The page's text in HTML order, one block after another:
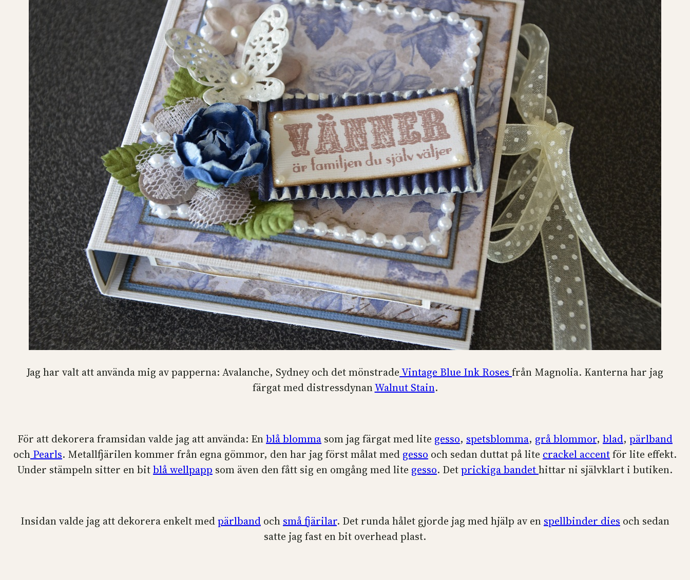
Jag har valt att använda mig av papperna: Avalanche, Sydney och det mönstradeVintage Blue Ink Roses från Magnolia. Kanterna har jag
färgat med distressdynanWalnut Stain.
För att dekorera framsidan valde jag att använda: Enblå blomma som jag färgat med lite gesso, spetsblomma, grå blommor, blad, pärlband
och Pearls. Metallfjärilen kommer från egna gömmor, den har jag först målat med gesso och sedan duttat på lite crackel accentför lite effekt.
Under stämpeln sitter en bitblå wellpapp som även den fått sig en omgång med lite gesso. Detprickiga bandethittar ni självklart i butiken.
Insidan valde jag att dekorera enkelt medpärlband och små fjärilar. Det runda hålet gjorde jag med hjälp av en spellbinder dies och sedan
satte jag fast en bit overhead plast.